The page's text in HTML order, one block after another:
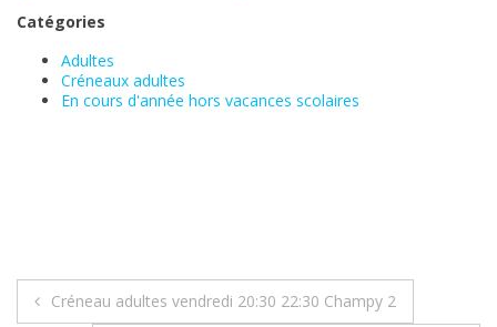
Catégories
Adultes
Créneaux adultes
En cours d'année hors vacances scolaires
Navigation
Créneau adultes vendredi 20:30 22:30 Champy 2